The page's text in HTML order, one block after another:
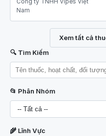
Công ty TNHH Vipes Việt
Nam
Xem tất cả
🔍 Tìm Kiếm
📂 Phân Nhóm
🌾 Lĩnh Vực